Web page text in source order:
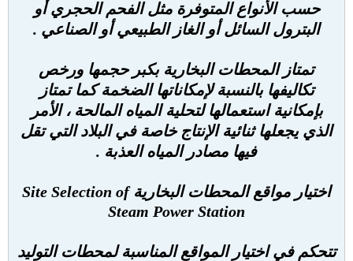
حسب الأنواع المتوفرة مثل الفحم الحجري أو
البترول السائل أو الغاز الطبيعي أو الصناعي .
تمتاز المحطات البخارية بكبر حجمها ورخص
تكاليفها بالنسبة لإمكاناتها الضخمة كما تمتاز
بإمكانية استعمالها لتحلية المياه المالحة ، الأمر
الذي يجعلها ثنائية الإنتاج خاصة في البلاد التي تقل
فيها مصادر المياه العذبة .
اختيار مواقع المحطات البخارية Site Selection of
Steam Power Station
تتحكم في اختيار المواقع المناسبة لمحطات التوليد